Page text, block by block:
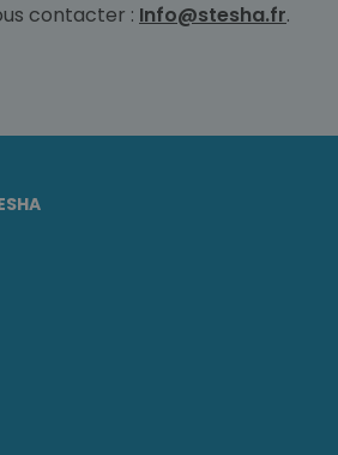
contacter : Info@stesha.fr.